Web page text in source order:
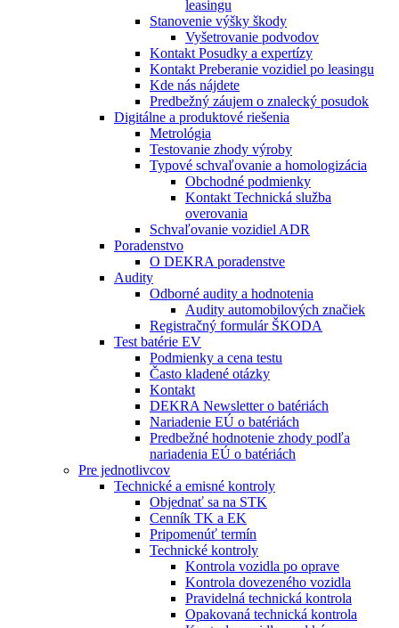
leasingu
Stanovenie výšky škody
Vyšetrovanie podvodov
Kontakt Posudky a expertízy
Kontakt Preberanie vozidiel po leasingu
Kde nás nájdete
Predbežný záujem o znalecký posudok
Digitálne a produktové riešenia
Metrológia
Testovanie zhody výroby
Typové schvaľovanie a homologizácia
Obchodné podmienky
Kontakt Technická služba
overovania
Schvaľovanie vozidiel ADR
Poradenstvo
O DEKRA poradenstve
Audity
Odborné audity a hodnotenia
Audity automobilových značiek
Registračný formulár ŠKODA
Test batérie EV
Podmienky a cena testu
Často kladené otázky
Kontakt
DEKRA Newsletter o batériách
Nariadenie EÚ o batériách
Predbežné hodnotenie zhody podľa
nariadenia EÚ o batériách
Pre jednotlivcov
Technické a emisné kontroly
Objednať sa na STK
Cenník TK a EK
Pripomenúť termín
Technické kontroly
Kontrola vozidla po oprave
Kontrola dovezeného vozidla
Pravidelná technická kontrola
Opakovaná technická kontrola